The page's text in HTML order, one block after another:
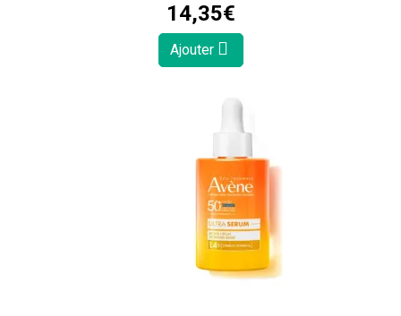
14,35€
Ajouter